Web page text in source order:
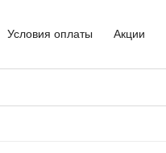
Условия оплаты Акции